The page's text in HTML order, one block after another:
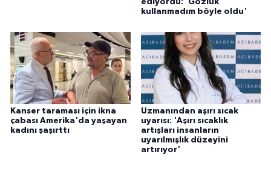
ediyordu: 'Gözlük
kullanmadım böyle oldu'
Kanser taraması için ikna
çabası Amerika'da yaşayan
kadını şaşırttı
Uzmanından aşırı sıcak
uyarısı: 'Aşırı sıcaklık
artışları insanların
uyarılmışlık düzeyini
artırıyor'